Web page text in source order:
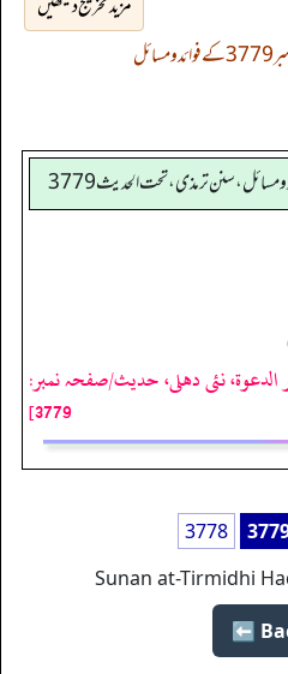
و مسائل، سنن ترمذی، تحت الحديث 3779
نئى دهلى، حدیث/صفحہ نمبر:
3779]
3778
Sunan at-Tirmidhi